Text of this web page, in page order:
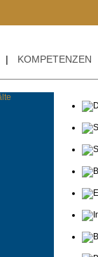
| KOMPETENZEN